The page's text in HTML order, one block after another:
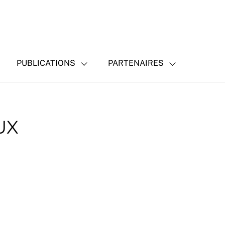
PUBLICATIONS PARTENAIRES